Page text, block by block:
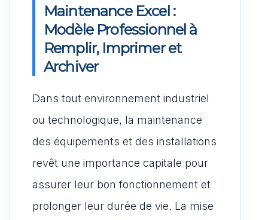
Maintenance Excel :
Modèle Professionnel à
Remplir, Imprimer et
Archiver
Dans tout environnement industriel
ou technologique, la maintenance
des équipements et des installations
revêt une importance capitale pour
assurer leur bon fonctionnement et
prolonger leur durée de vie. La mise